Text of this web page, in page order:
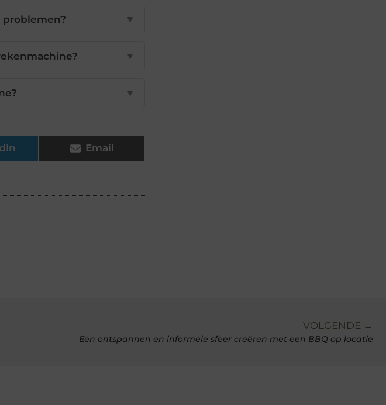
▼
▼
▼
Email
VOLGENDE →
Een ontspannen en informele sfeer creëren met een BBQ op locatie